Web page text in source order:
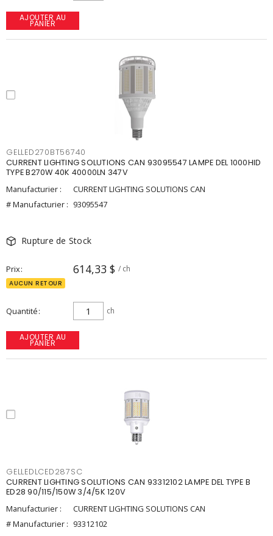
AJOUTER AU
PANIER
GELLED270BT56740
CURRENT LIGHTING SOLUTIONS CAN 93095547 LAMPE DEL 1000HID
TYPE B270W 40K 40000LN 347V
Manufacturier :
CURRENT LIGHTING SOLUTIONS CAN
# Manufacturier : 93095547
Rupture de Stock
Prix 614,33 $ / ch
AUCUN RETOUR
Quantité ch
AJOUTER AU
PANIER
GELLEDLCED287SC
CURRENT LIGHTING SOLUTIONS CAN 93312102 LAMPE DEL TYPE B
ED28 90/115/150W 3/4/5K 120V
Manufacturier :
CURRENT LIGHTING SOLUTIONS CAN
# Manufacturier : 93312102